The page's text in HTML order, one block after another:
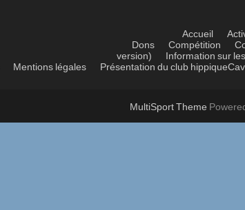
Accueil
Dons
Compétition
version)
Information sur
Mentions légales Présentation du club hippique
MultiSport Theme